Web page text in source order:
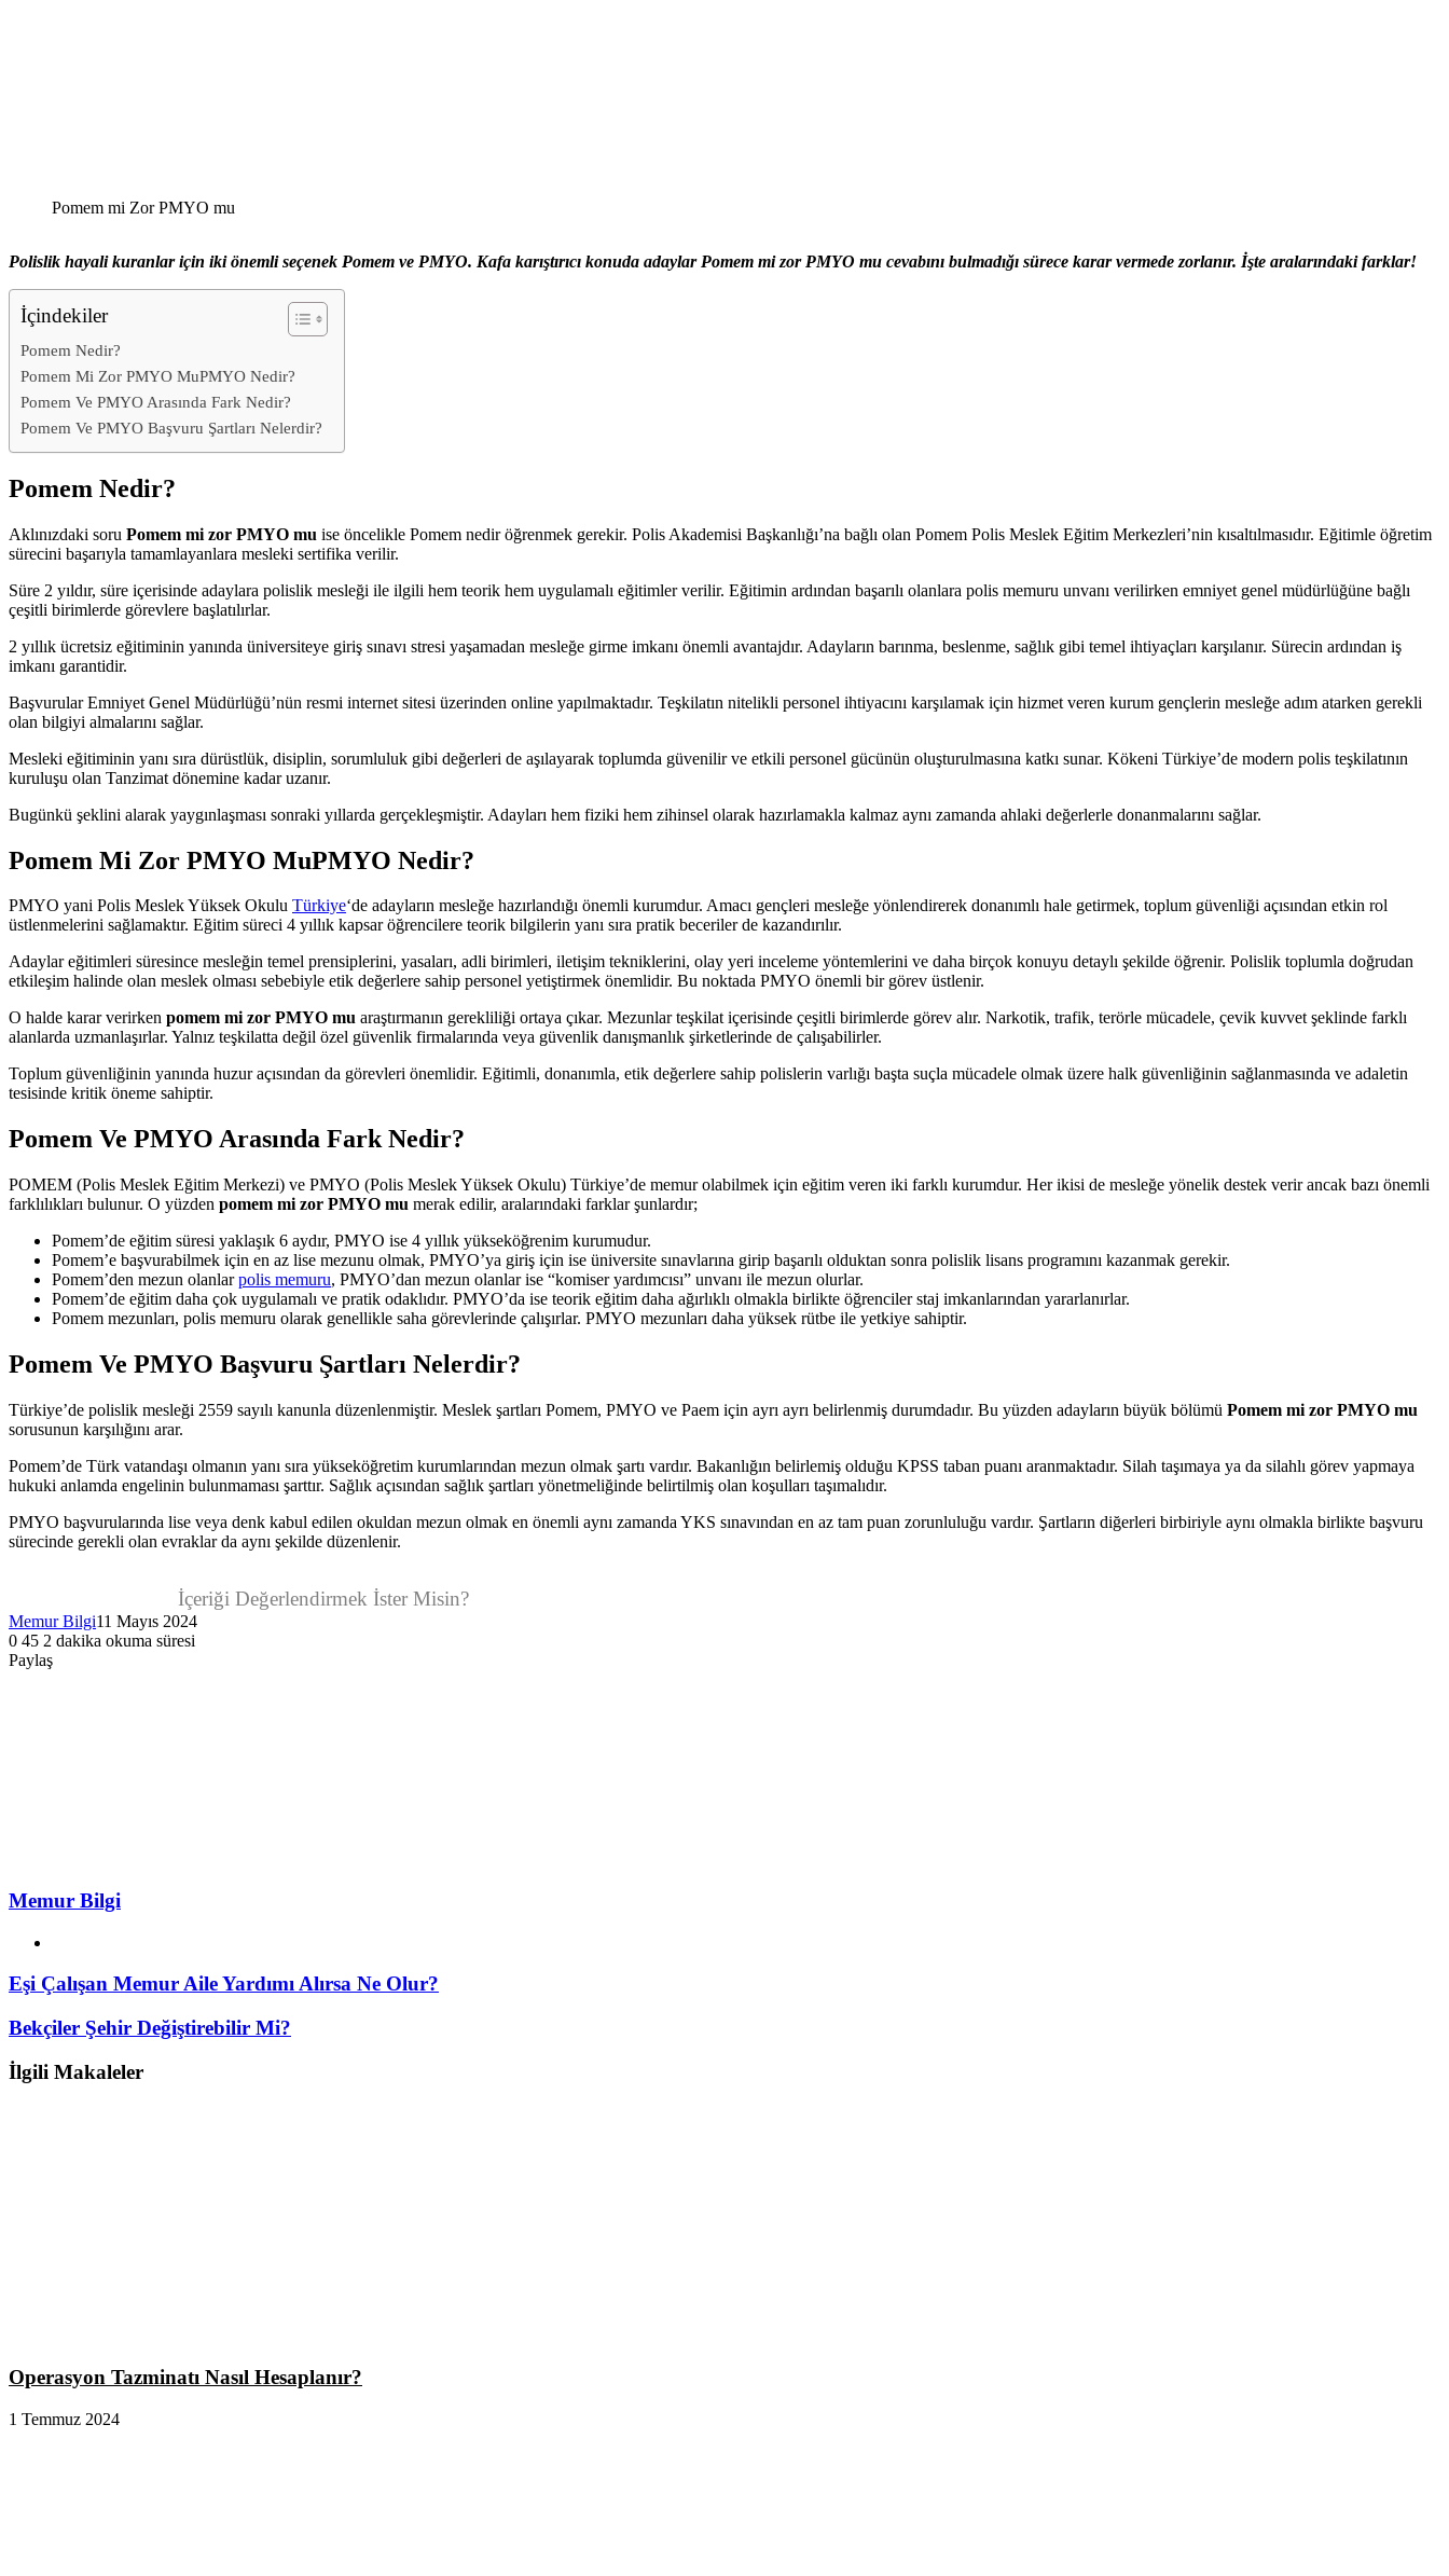
Pomem mi Zor PMYO mu
Polislik hayali kuranlar için iki önemli seçenek Pomem ve PMYO. Kafa karıştırıcı konuda adaylar Pomem mi zor PMYO mu cevabını bulmadığı sürece karar vermede zorlanır. İşte aralarındaki farklar!
İçindekiler
Pomem Nedir?
Pomem Mi Zor PMYO MuPMYO Nedir?
Pomem Ve PMYO Arasında Fark Nedir?
Pomem Ve PMYO Başvuru Şartları Nelerdir?
Pomem Nedir?
Aklınızdaki soru Pomem mi zor PMYO mu ise öncelikle Pomem nedir öğrenmek gerekir. Polis Akademisi Başkanlığı’na bağlı olan Pomem Polis Meslek Eğitim Merkezleri’nin kısaltılmasıdır. Eğitimle öğretim
sürecini başarıyla tamamlayanlara mesleki sertifika verilir.
Süre 2 yıldır, süre içerisinde adaylara polislik mesleği ile ilgili hem teorik hem uygulamalı eğitimler verilir. Eğitimin ardından başarılı olanlara polis memuru unvanı verilirken emniyet genel müdürlüğüne bağlı
çeşitli birimlerde görevlere başlatılırlar.
2 yıllık ücretsiz eğitiminin yanında üniversiteye giriş sınavı stresi yaşamadan mesleğe girme imkanı önemli avantajdır. Adayların barınma, beslenme, sağlık gibi temel ihtiyaçları karşılanır. Sürecin ardından iş
imkanı garantidir.
Başvurular Emniyet Genel Müdürlüğü’nün resmi internet sitesi üzerinden online yapılmaktadır. Teşkilatın nitelikli personel ihtiyacını karşılamak için hizmet veren kurum gençlerin mesleğe adım atarken gerekli
olan bilgiyi almalarını sağlar.
Mesleki eğitiminin yanı sıra dürüstlük, disiplin, sorumluluk gibi değerleri de aşılayarak toplumda güvenilir ve etkili personel gücünün oluşturulmasına katkı sunar. Kökeni Türkiye’de modern polis teşkilatının
kuruluşu olan Tanzimat dönemine kadar uzanır.
Bugünkü şeklini alarak yaygınlaşması sonraki yıllarda gerçekleşmiştir. Adayları hem fiziki hem zihinsel olarak hazırlamakla kalmaz aynı zamanda ahlaki değerlerle donanmalarını sağlar.
Pomem Mi Zor PMYO MuPMYO Nedir?
PMYO yani Polis Meslek Yüksek Okulu Türkiye‘de adayların mesleğe hazırlandığı önemli kurumdur. Amacı gençleri mesleğe yönlendirerek donanımlı hale getirmek, toplum güvenliği açısından etkin rol
üstlenmelerini sağlamaktır. Eğitim süreci 4 yıllık kapsar öğrencilere teorik bilgilerin yanı sıra pratik beceriler de kazandırılır.
Adaylar eğitimleri süresince mesleğin temel prensiplerini, yasaları, adli birimleri, iletişim tekniklerini, olay yeri inceleme yöntemlerini ve daha birçok konuyu detaylı şekilde öğrenir. Polislik toplumla doğrudan
etkileşim halinde olan meslek olması sebebiyle etik değerlere sahip personel yetiştirmek önemlidir. Bu noktada PMYO önemli bir görev üstlenir.
O halde karar verirken pomem mi zor PMYO mu araştırmanın gerekliliği ortaya çıkar. Mezunlar teşkilat içerisinde çeşitli birimlerde görev alır. Narkotik, trafik, terörle mücadele, çevik kuvvet şeklinde farklı
alanlarda uzmanlaşırlar. Yalnız teşkilatta değil özel güvenlik firmalarında veya güvenlik danışmanlık şirketlerinde de çalışabilirler.
Toplum güvenliğinin yanında huzur açısından da görevleri önemlidir. Eğitimli, donanımla, etik değerlere sahip polislerin varlığı başta suçla mücadele olmak üzere halk güvenliğinin sağlanmasında ve adaletin
tesisinde kritik öneme sahiptir.
Pomem Ve PMYO Arasında Fark Nedir?
POMEM (Polis Meslek Eğitim Merkezi) ve PMYO (Polis Meslek Yüksek Okulu) Türkiye’de memur olabilmek için eğitim veren iki farklı kurumdur. Her ikisi de mesleğe yönelik destek verir ancak bazı önemli
farklılıkları bulunur. O yüzden pomem mi zor PMYO mu merak edilir, aralarındaki farklar şunlardır;
Pomem’de eğitim süresi yaklaşık 6 aydır, PMYO ise 4 yıllık yükseköğrenim kurumudur.
Pomem’e başvurabilmek için en az lise mezunu olmak, PMYO’ya giriş için ise üniversite sınavlarına girip başarılı olduktan sonra polislik lisans programını kazanmak gerekir.
Pomem’den mezun olanlarpolis memuru, PMYO’dan mezun olanlar ise “komiser yardımcısı” unvanı ile mezun olurlar.
Pomem’de eğitim daha çok uygulamalı ve pratik odaklıdır. PMYO’da ise teorik eğitim daha ağırlıklı olmakla birlikte öğrenciler staj imkanlarından yararlanırlar.
Pomem mezunları, polis memuru olarak genellikle saha görevlerinde çalışırlar. PMYO mezunları daha yüksek rütbe ile yetkiye sahiptir.
Pomem Ve PMYO Başvuru Şartları Nelerdir?
Türkiye’de polislik mesleği 2559 sayılı kanunla düzenlenmiştir. Meslek şartları Pomem, PMYO ve Paem için ayrı ayrı belirlenmiş durumdadır. Bu yüzden adayların büyük bölümü Pomem mi zor PMYO mu
sorusunun karşılığını arar.
Pomem’de Türk vatandaşı olmanın yanı sıra yükseköğretim kurumlarından mezun olmak şartı vardır. Bakanlığın belirlemiş olduğu KPSS taban puanı aranmaktadır. Silah taşımaya ya da silahlı görev yapmaya
hukuki anlamda engelinin bulunmaması şarttır. Sağlık açısından sağlık şartları yönetmeliğinde belirtilmiş olan koşulları taşımalıdır.
PMYO başvurularında lise veya denk kabul edilen okuldan mezun olmak en önemli aynı zamanda YKS sınavından en az tam puan zorunluluğu vardır. Şartların diğerleri birbiriyle aynı olmakla birlikte başvuru
sürecinde gerekli olan evraklar da aynı şekilde düzenlenir.
İçeriği Değerlendirmek İster Misin?
Memur Bilgi11 Mayıs 2024
0 45 2 dakika okuma süresi
Facebook
Twitter
LinkedIn
Tumblr
Pinterest
Reddit
VKontakte
Odnoklassniki
Pocket
Paylaş
Memur Bilgi
Eşi Çalışan Memur Aile Yardımı Alırsa Ne Olur?
Bekçiler Şehir Değiştirebilir Mi?
İlgili Makaleler
Operasyon Tazminatı Nasıl Hesaplanır?
1 Temmuz 2024